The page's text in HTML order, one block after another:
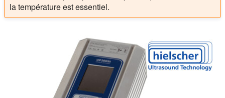
la température est essentiel.